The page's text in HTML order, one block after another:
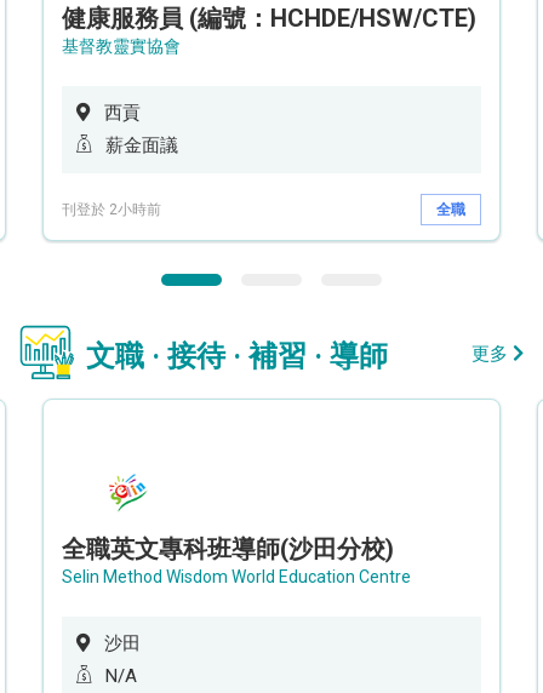
健康服務員 (編號：HCHDE/HSW/CTE)
基督教靈實協會
西貢
薪金面議
刊登於 2小時前 全職
文職 · 接待 · 補習 · 導師 更多
全職英文專科班導師(沙田分校)
Selin Method Wisdom World Education Centre
沙田
N/A